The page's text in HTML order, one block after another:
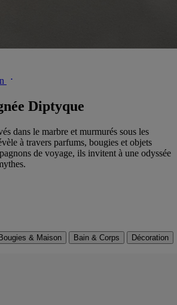
Diptyque
dans le marbre et murmurés sous les
à travers parfums, bougies et objets
de voyage, ils invitent à une odyssée
& Maison Bain & Corps Décoration